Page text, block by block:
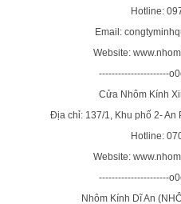
Hotline:
Email:
Website:
----------------------
Cửa Nhôm Kính
Địa chỉ: 137/1, Khu phố 2- An
Hotline:
Website:
----------------------
Nhôm Kính Dĩ An